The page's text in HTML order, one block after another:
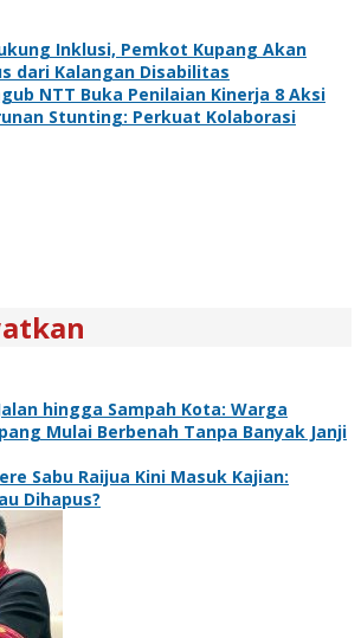
Inklusi, Pemkot Kupang Akan
dari Kalangan Disabilitas
NTT Buka Penilaian Kinerja 8 Aksi
Stunting: Perkuat Kolaborasi
hingga Sampah Kota: Warga
Mulai Berbenah Tanpa Banyak Janji
Sabu Raijua Kini Masuk Kajian:
Dihapus?